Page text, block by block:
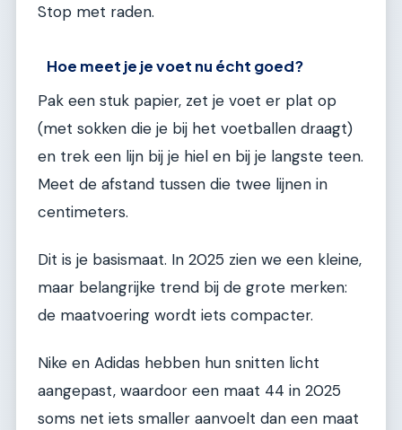
Stop met raden.
Hoe meet je je voet nu écht goed?
Pak een stuk papier, zet je voet er plat op
(met sokken die je bij het voetballen draagt)
en trek een lijn bij je hiel en bij je langste teen.
Meet de afstand tussen die twee lijnen in
centimeters.
Dit is je basismaat. In 2025 zien we een kleine,
maar belangrijke trend bij de grote merken:
de maatvoering wordt iets compacter.
Nike en Adidas hebben hun snitten licht
aangepast, waardoor een maat 44 in 2025
soms net iets smaller aanvoelt dan een maat